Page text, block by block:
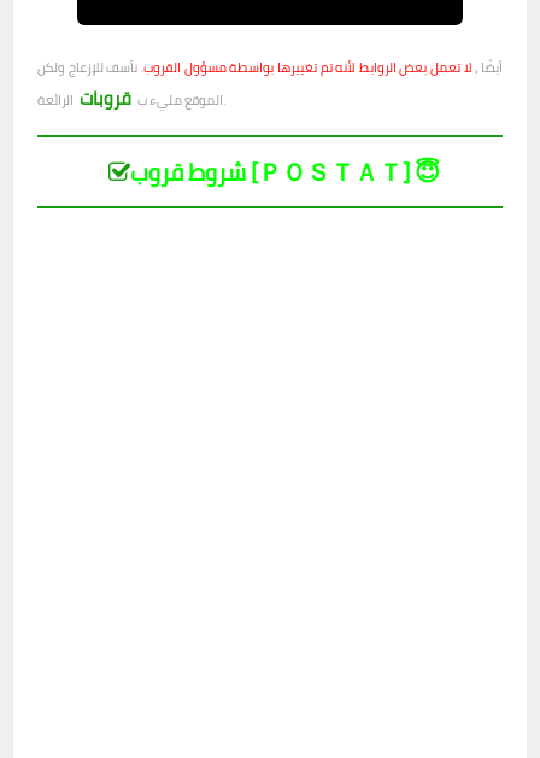
أيضًا ، لا تعمل بعض الروابط لأنه تم تغييرها بواسطة مسؤول القروب. نأسف للإزعاج ولكن
الموقع مليء ب قروبات الرائعة.
شروط قروب [ＰＯＳＴＡＴ] 😇